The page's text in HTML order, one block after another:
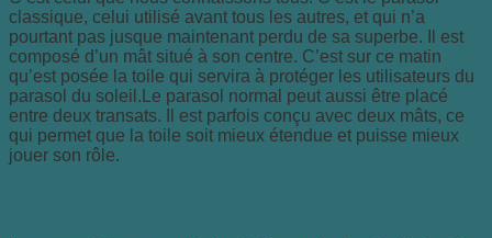
classique, celui utilisé avant tous les autres, et qui n’a
pourtant pas jusque maintenant perdu de sa superbe. Il est
composé d’un mât situé à son centre. C’est sur ce matin
qu’est posée la toile qui servira à protéger les utilisateurs du
parasol du soleil.Le parasol normal peut aussi être placé
entre deux transats. Il est parfois conçu avec deux mâts, ce
qui permet que la toile soit mieux étendue et puisse mieux
jouer son rôle.